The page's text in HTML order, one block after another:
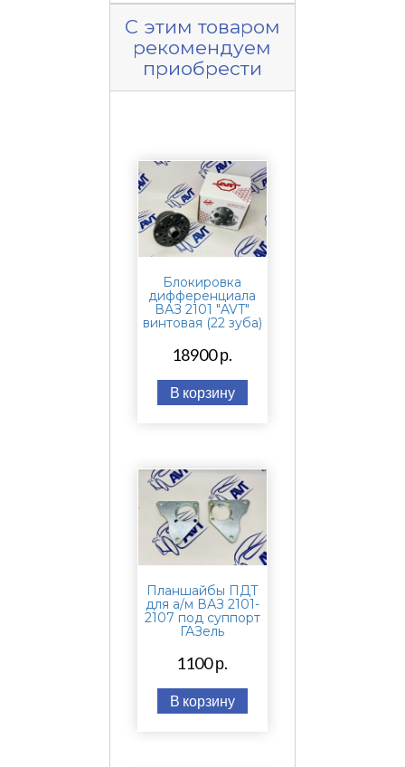
С этим товаром
рекомендуем
приобрести
Блокировка
дифференциала
ВАЗ 2101 "AVT"
винтовая (22 зуба)
18900 р.
В корзину
Планшайбы ПДТ
для а/м ВАЗ 2101-
2107 под суппорт
ГАЗель
1100 р.
В корзину